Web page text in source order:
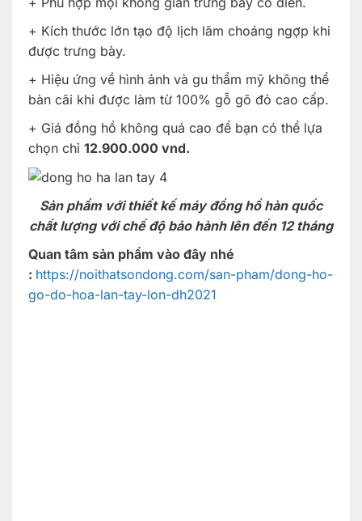
+ Kích thước lớn tạo độ lịch lãm choáng ngợp khi
được trưng bày.
+ Hiệu ứng về hình ảnh và gu thẩm mỹ không thể
bàn cãi khi được làm từ 100% gỗ gõ đỏ cao cấp.
+ Giá đồng hồ không quá cao để bạn có thể lựa
chọn chỉ 12.900.000 vnd.
Sản phẩm với thiết kế máy đồng hồ hàn quốc
chất lượng với chế độ bảo hành lên đến 12 tháng
Quan tâm sản phẩm vào đây nhé
: https://noithatsondong.com/san-pham/dong-ho-
go-do-hoa-lan-tay-lon-dh2021